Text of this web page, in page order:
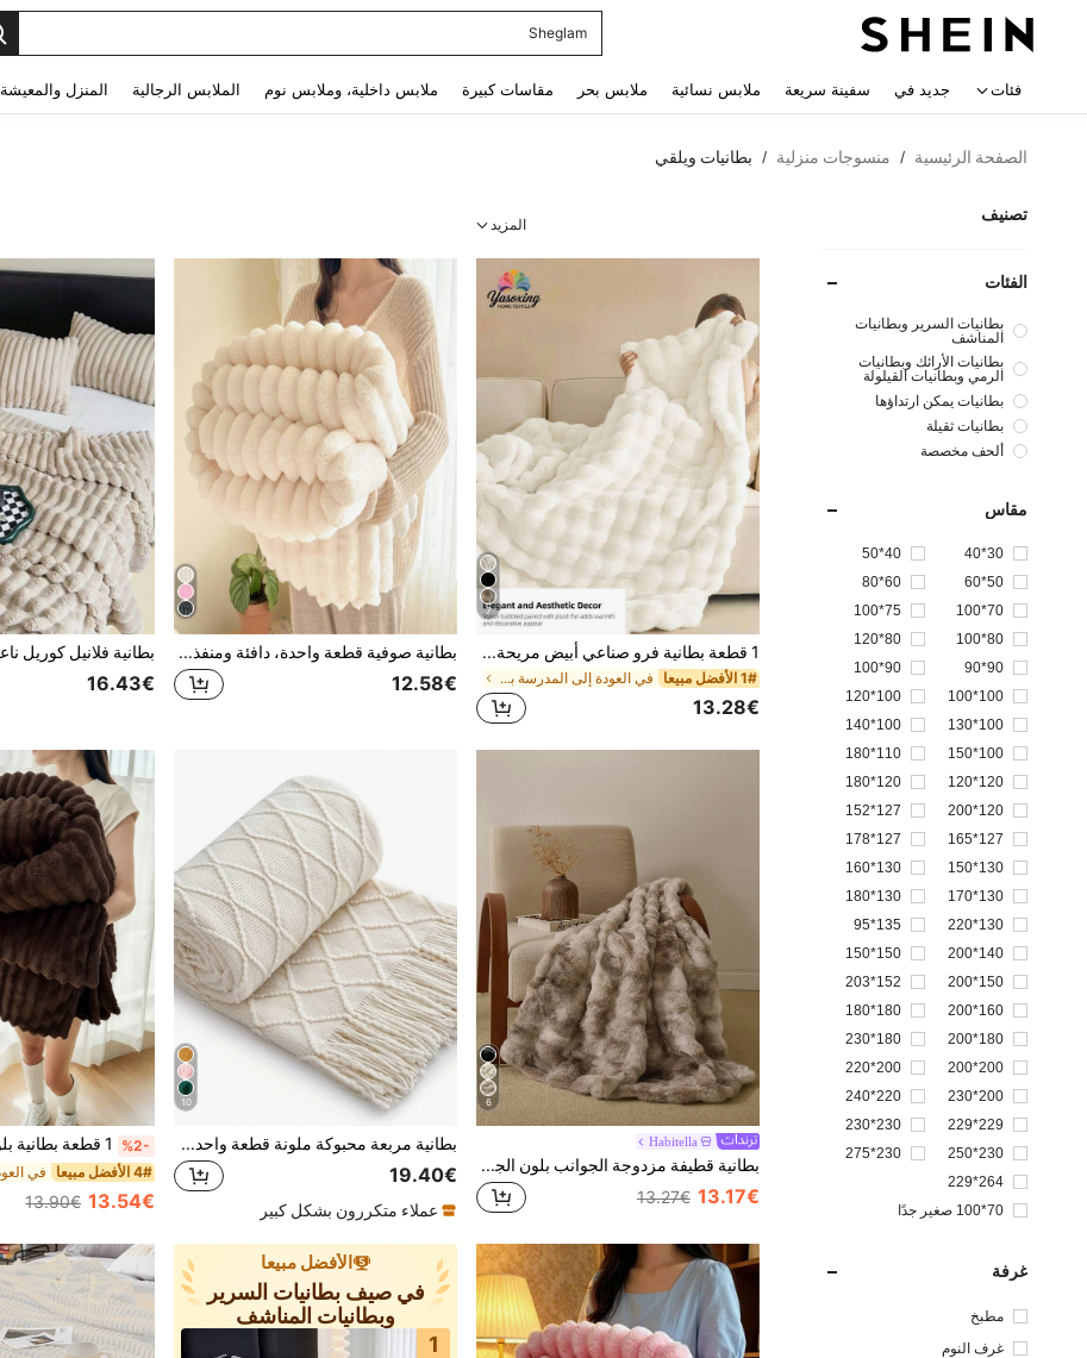
Sheglam
فئات جديد في سفينة سريعة ملابس نسائية ملابس بحر مقاسات كبيرة ملابس داخلية، وملابس نوم الملابس الرجالية المنزل والمعيشة
الصفحة الرئيسية / منسوجات منزلية / بطانيات ويلقي
تصنيف
الفئات
بطانيات السرير وبطانيات
المناشف
بطانيات الأرائك وبطانيات
الرمي وبطانيات القيلولة
بطانيات يمكن ارتداؤها
بطانيات ثقيلة
ألحف مخصصة
مقاس
30*40
40*50
50*60
60*80
70*100
75*100
80*100
80*120
90*90
90*100
100*100
100*120
100*130
100*140
100*150
110*180
120*120
120*180
120*200
127*152
127*165
127*178
130*150
130*160
130*170
130*180
130*220
135*95
140*200
150*150
150*200
152*203
160*200
180*180
180*200
180*230
200*200
200*220
200*230
220*240
229*229
230*230
230*250
230*275
264*229
70*100 صغير جدًا
غرفة
مطبخ
غرف النوم
المزيد
7
1 قطعة بطانية فرو صناعي أبيض مريحة، فرو صناعي ناعم ودافئ، أسلوب فاخر، مناسبة لغرفة المعيشة وغرفة النوم والأريكة والمناسبات الأخرى. خيارات الحجم: كبير، مزدوج، كبير جداً. هذه البطانية الفاخرة ذات الفرو الطويل الناعم مريحة وناعمة، مناسبة للمنزل والسكن الجامعي وموسم العودة إلى المدرسة والمناسبات الأخرى.
1# الأفضل مبيعا في العودة إلى المدرسة بطانيات السرير وبطانيات المن
13.28€
بطانية صوفية قطعة واحدة، دافئة ومنفذة للهواء، بطانية للنوم في المكتب، بطانية للتكييف، بطانية فوطة، بطانية الأريكة، أبيض
12.58€
16.43€
6
Habitella
بطانية قطيفة مزدوجة الجوانب بلون الجمل المصبوغ بربطة عنق، ناعمة ودافئة، مصنوعة من الفرو الصناعي الفاخر، متعددة الاستخدامات في غرفة المعيشة وغرفة النوم والأريكة. مقاسات كوين، توين، وكينج، مناسبة للمنزل، وأسرّة المهاجع، وأسرّة المدارس.
13.17€
13.27€
10
بطانية مربعة محبوكة ملونة قطعة واحدة منقوشة على شكل ماسي، بطانية كنبة مستطيل بسيط على الطراز الاسكندنافي مصنوع من الأكريليك، بطانية استرخاء لغرفة النوم
19.40€
عملاء متكررون بشكل كبير
%2-
4# الأفضل مبيعا
13.54€
13.90€
الأفضل مبيعا
في صيف بطانيات السرير
وبطانيات المناشف
1